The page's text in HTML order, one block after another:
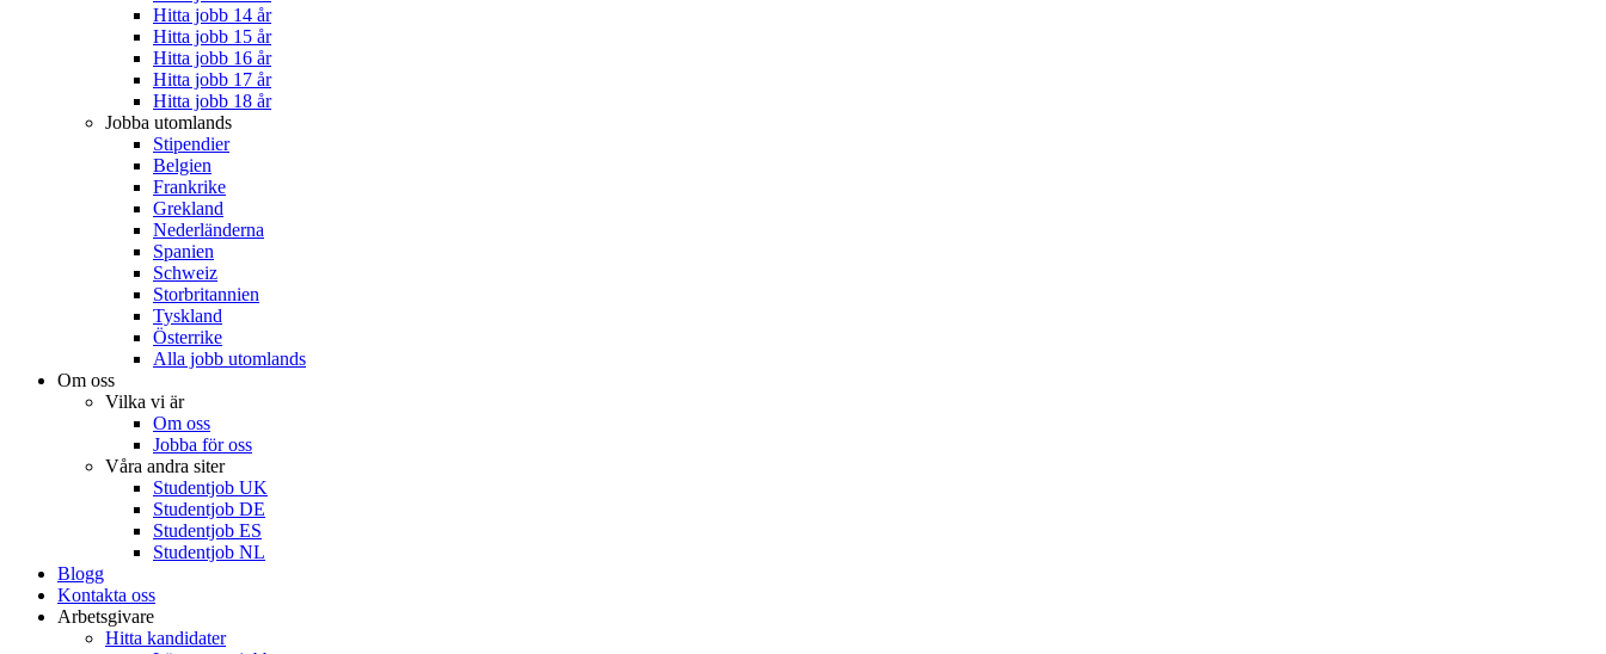
Hitta jobb 14 år
Hitta jobb 15 år
Hitta jobb 16 år
Hitta jobb 17 år
Hitta jobb 18 år
Jobba utomlands
Stipendier
Belgien
Frankrike
Grekland
Nederländerna
Spanien
Schweiz
Storbritannien
Tyskland
Österrike
Alla jobb utomlands
Om oss
Vilka vi är
Om oss
Jobba för oss
Våra andra siter
Studentjob UK
Studentjob DE
Studentjob ES
Studentjob NL
Blogg
Kontakta oss
Arbetsgivare
Hitta kandidater